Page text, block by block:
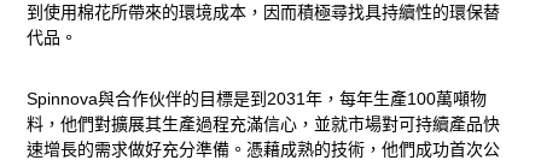
到使用棉花所帶來的環境成本，因而積極尋找具持續性的環保替
代品。
Spinnova與合作伙伴的目標是到 2031年，每年生產100萬噸物
料，他們對擴展其生產過程充滿信心，並就市場對可持續產品快
速增長的需求做好充分準備。 憑藉成熟的技術，他們成功首次公